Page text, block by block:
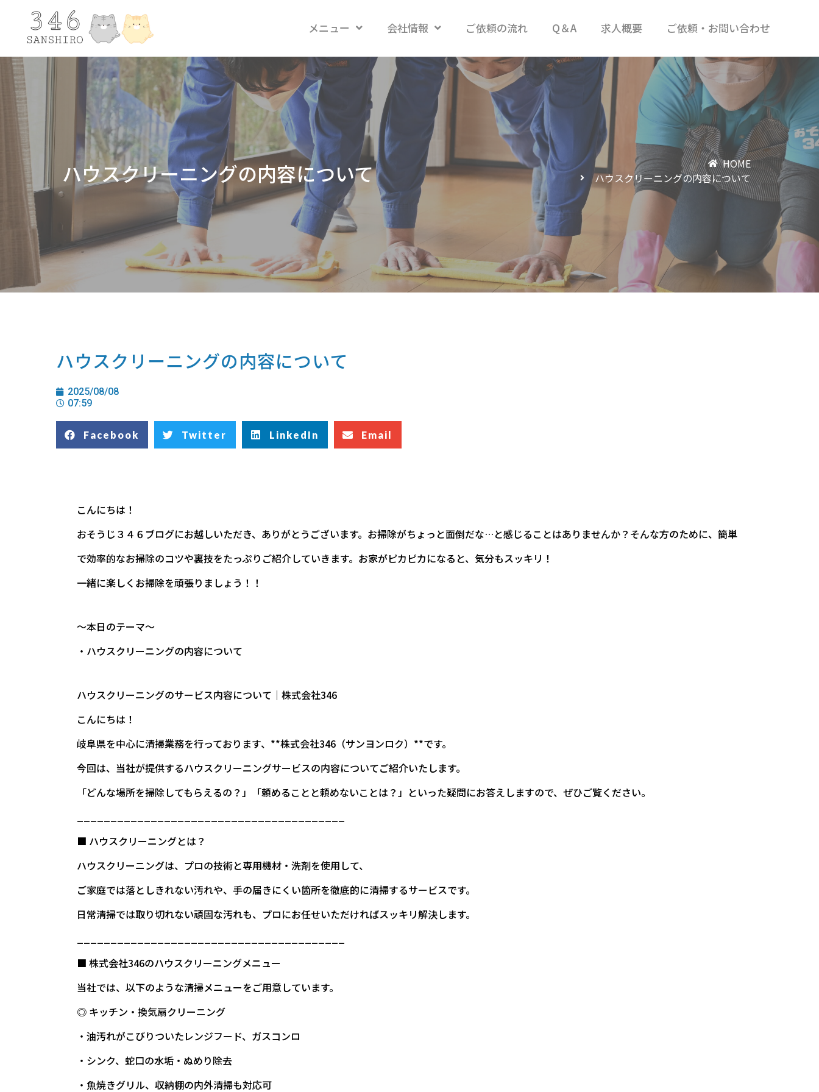
メニュー 会社情報 ご依頼の流れ Q＆A 求人概要 ご依頼・お問い合わせ
ハウスクリーニングの内容について
HOME
ハウスクリーニングの内容について
ハウスクリーニングの内容について
2025/08/08
07:59
Facebook Twitter LinkedIn Email
こんにちは！
おそうじ３４６ブログにお越しいただき、ありがとうございます。お掃除がちょっと面倒だな…と感じることはありませんか？そんな方のために、簡単
で効率的なお掃除のコツや裏技をたっぷりご紹介していきます。お家がピカピカになると、気分もスッキリ！
一緒に楽しくお掃除を頑張りましょう！！
～本日のテーマ～
・ハウスクリーニングの内容について
ハウスクリーニングのサービス内容について｜株式会社346
こんにちは！
岐阜県を中心に清掃業務を行っております、**株式会社346（サンヨンロク）**です。
今回は、当社が提供するハウスクリーニングサービスの内容についてご紹介いたします。
「どんな場所を掃除してもらえるの？」「頼めることと頼めないことは？」といった疑問にお答えしますので、ぜひご覧ください。
■ ハウスクリーニングとは？
ハウスクリーニングは、プロの技術と専用機材・洗剤を使用して、
ご家庭では落としきれない汚れや、手の届きにくい箇所を徹底的に清掃するサービスです。
日常清掃では取り切れない頑固な汚れも、プロにお任せいただければスッキリ解決します。
■ 株式会社346のハウスクリーニングメニュー
当社では、以下のような清掃メニューをご用意しています。
◎ キッチン・換気扇クリーニング
・油汚れがこびりついたレンジフード、ガスコンロ
・シンク、蛇口の水垢・ぬめり除去
・魚焼きグリル、収納棚の内外清掃も対応可